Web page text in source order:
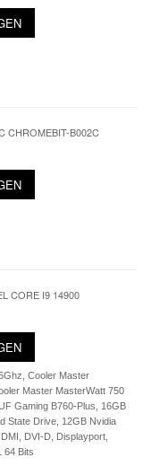
CHROMEBIT-B002C
CORE I9 14900
Cooler Master
Master MasterWatt 750
Gaming B760-Plus, 16GB
State Drive, 12GB Nvidia
DVI-D, Displayport,
64 Bits